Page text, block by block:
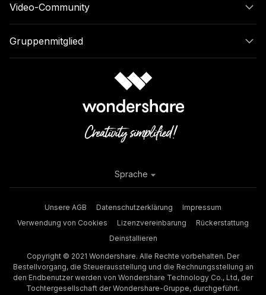
Video-Community
Gruppenmitglied
Unsere AGB Datenschutzerklärung
Impressum
Verwendung von Cookies
Lizenzvereinbarung
Rückerstattung
Deinstallieren
Copyright © 2021 Wondershare. Alle Rechte vorbehalten. Der
Bestellvorgang, die Steuerausstellung und die Rechnungsstellung an
den Endbenutzer werden von Wondershare Technology Co., Ltd, der
Tochtergesellschaft der Wondershare-Gruppe, durchgeführt.
Sprache